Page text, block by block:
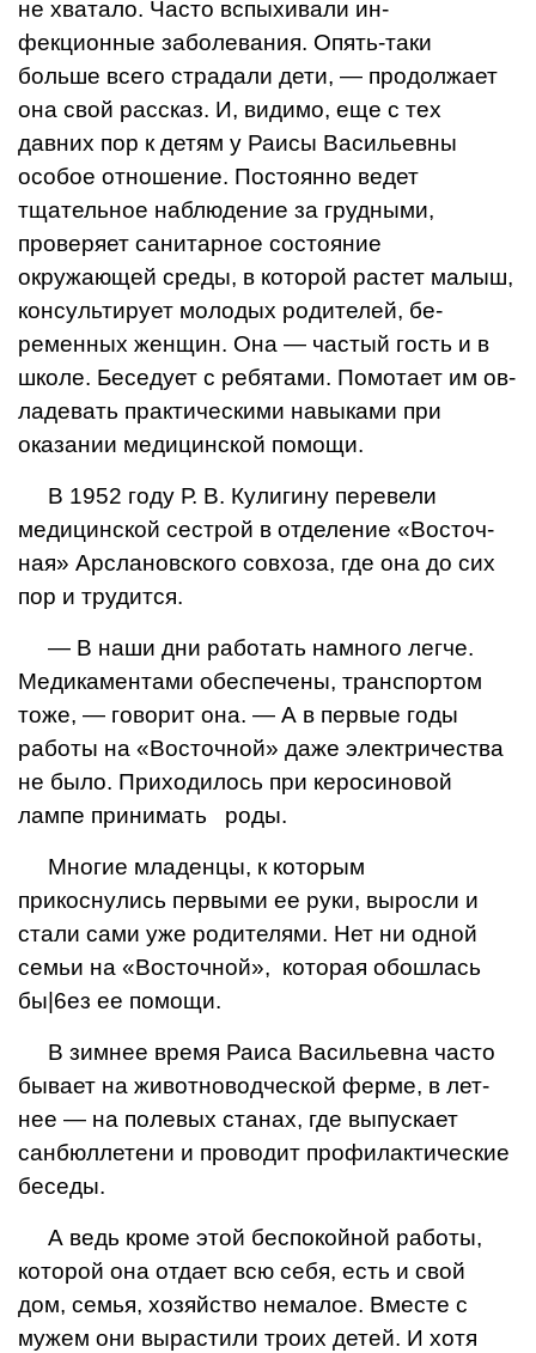
не хватало. Часто вспыхивали ин­
фекционные заболевания. Опять-таки
больше всего страдали дети, — продолжает
она свой рассказ. И, видимо, еще с тех
давних пор к детям у Раи­сы Васильевны
особое отноше­ние. Постоянно ведет
тщатель­ное наблюдение за грудными,
проверяет санитарное состоя­ние
окружающей среды, в ко­торой растет малыш,
консуль­тирует молодых родителей, бе­
ременных женщин. Она — ча­стый гость и в
школе. Беседует с ребятами. Помотает им ов­
ладевать практическими навы­ками при
оказании медицин­ской помощи.
В 1952 году Р. В. Кулигину перевели
медицинской сестрой в отделение «Восточ­
ная» Арслановского совхоза, где она до сих
пор и трудится.
— В наши дни работать на­много легче.
Медикаментами обеспечены, транспортом
тоже, — говорит она. — А в первые годы
работы на «Восточной» даже электричества
не было. Приходилось при керосиновой
лампе принимать роды.
Многие младенцы, к кото­рым
прикоснулись первыми ее руки, выросли и
стали сами уже родителями. Нет ни одной
семьи на «Восточной», кото­рая обошлась
бы|6ез ее помощи.
В зимнее время Раиса Вaсильевна часто
бывает на жи­вотноводческой ферме, в лет­
нее — на полевых станах, где выпускает
санбюллетени и проводит профилактические
бесе­ды.
А ведь кроме этой беспокойной работы,
которой она отдает всю себя, есть и свой
дом, семья, хозяйство немалое. Вме­сте с
мужем они вырастили троих детей. И хотя